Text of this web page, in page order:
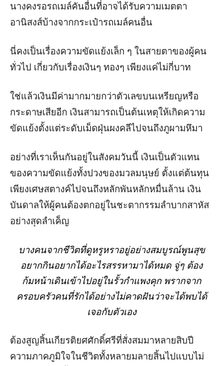
นางคงรอรถเมล์คันอื่นที่อาจได้รับความเมตตา
อานิสงส์บ้างจากกระเป๋ารถเมล์คนอื่น
นี่คงเป็นเรื่องความขัดแย้งเล็ก ๆ ในสายตาของผู้คน
ทั่วไป เกี่ยวกับเรื่องเงินๆ ทองๆ เพียงแค่ไม่กี่บาท
ใช่แล้วเงินมีค่ามากมายกว่าตัวเลขบนเหรียญหรือ
กระดาษเสียอีก เงินสามารถเป็นต้นเหตุให้เกิดความ
ขัดแย้งตั้งแต่ระดับเม็ดฝุ่นผงคลีไปจนถึงภูผามหึมา
อย่างที่เราเห็นกันอยู่ในสังคมวันนี้ เงินเป็นตัวแทน
ของความขัดแย้งทั้งปวงของมวลมนุษย์ ตั้งแต่ต้นทุน
เพียงเศษสตางค์ไปจนถึงหลักพันหลักหมื่นล้าน เงิน
บันดาลให้ผู้คนต้องตกอยู่ในชะตากรรมลำบากสาหัส
อย่างสุดลำเค็ญ
บางคนจากชีวิตที่ดูหรูหราอยู่อย่างสมบูรณ์พูนสุข
อยากกินอยากได้อะไรสรรหามาได้หมด จู่ๆ ต้อง
ก้มหน้าเดินเข้าไปอยู่ในรั้วกำแพงคุก พรากจาก
ครอบครัวคนที่รักได้อย่างไม่คาดฝันว่าจะได้พบได้
เจอกับตัวเอง
ต้องสูญสิ้นเกียรติยศศักดิ์ศรีที่สั่งสมมาหลายสิบปี
ความภาคภูมิใจในชีวิตทั้งหลายมลายสิ้นไปแบบไม่